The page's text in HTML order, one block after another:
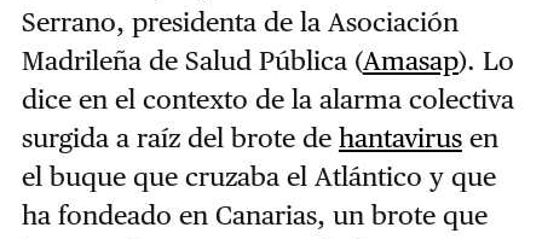
Serrano, presidenta de la Asociación
Madrileña de Salud Pública (Amasap). Lo
dice en el contexto de la alarma colectiva
surgida a raíz del brote de hantavirusen
el buque que cruzaba el Atlántico y que
ha fondeado en Canarias, un brote que